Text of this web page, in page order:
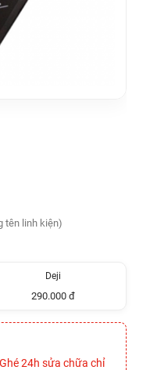
tên linh kiện)
Deji
290.000 đ
24h sửa chữa chỉ